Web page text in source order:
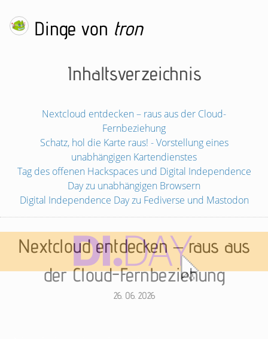
Dinge von tron
Inhaltsverzeichnis
Nextcloud entdecken – raus aus der Cloud-
Fernbeziehung
Schatz, hol die Karte raus! - Vorstellung eines
unabhängigen Kartendienstes
Tag des offenen Hackspaces und Digital Independence
Day zu unabhängigen Browsern
Digital Independence Day zu Fediverse und Mastodon
Nextcloud entdecken – raus aus
der Cloud-Fernbeziehung
26. 06. 2026